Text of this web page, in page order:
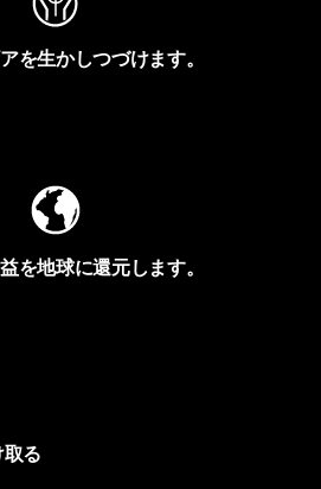
を生かしつづけます。
を地球に還元します。
る